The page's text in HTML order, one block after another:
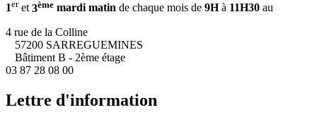
1eret3ème mardi matin de chaque mois de 9Hà 11H30 au
4 rue de la Colline
57200 SARREGUEMINES
Bâtiment B - 2ème étage
03 87 28 08 00
Lettre d'information